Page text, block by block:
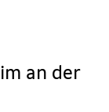
an der